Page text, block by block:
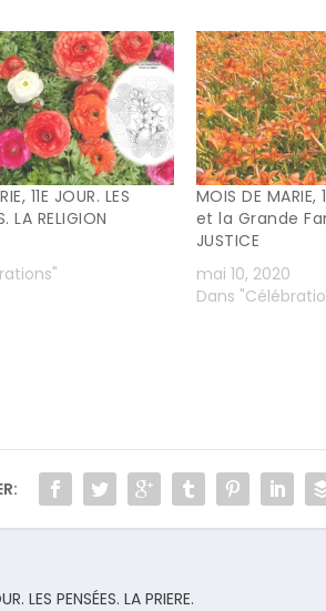
11E JOUR. LES
LA RELIGION
MOIS DE MARIE,
et la Grande
JUSTICE
mai 10, 2020
Dans
LES PENSÉES. LA PRIERE.